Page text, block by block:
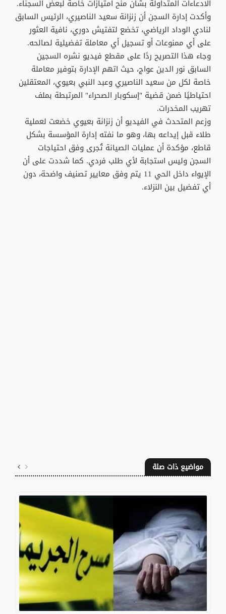
الادعاءات المتداولة بشأن منح امتيازات خاصة لبعض السجناء.
وأكدت إدارة السجن أن زنزانة سعيد الناصيري، الرئيس السابق
لنادي الوداد الرياضي، تخضع لتفتيش دوري، نافية العثور
على أي ممنوعات أو تسجيل أي معاملة تفضيلية لصالحه.
وجاء هذا التصريح ردًا على مقطع فيديو نشره السجين
السابق نور الدين عواج، حيث اتهم الإدارة بتوفير معاملة
خاصة لكل من سعيد الناصيري وعبد النبي بعيوي، المعتقلين
احتياطيًا ضمن قضية "إسكوبار الصحراء" المرتبطة بملف
تهريب المخدرات.
وزعم المتحدث في الفيديو أن زنزانة بعيوي خضعت لعملية
طلاء قبل إيداعه بها، وهو ما نفته إدارة المؤسسة بشكل
قاطع، مؤكدة أن عمليات الصيانة تُجرى وفق احتياجات
السجن وليس استجابة لأي طلب فردي. كما شددت على أن
الإيواء داخل الحي 11 يتم وفق معايير تصنيف واضحة، دون
أي تفضيل بين النزلاء.
مواضيع ذات صلة